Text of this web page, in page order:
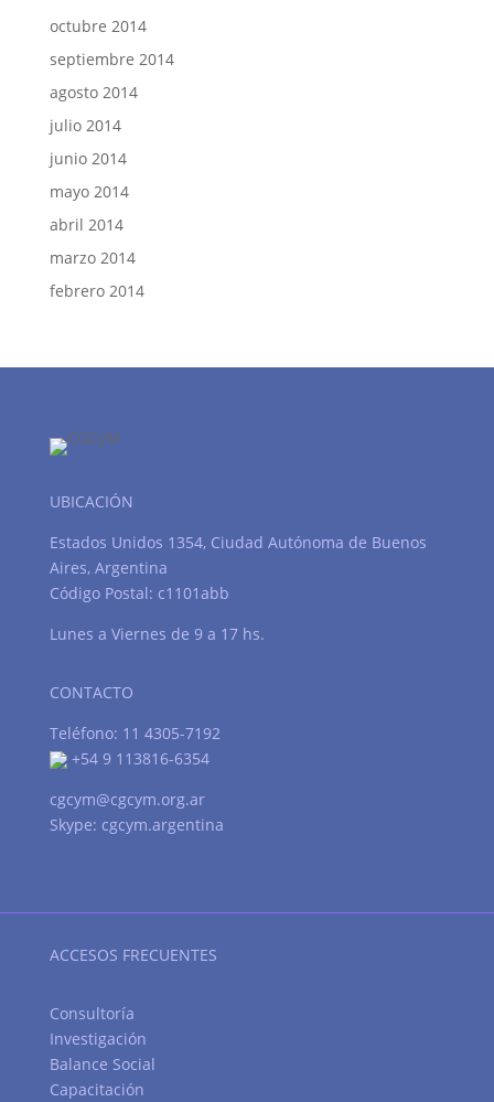
octubre 2014
septiembre 2014
agosto 2014
julio 2014
junio 2014
mayo 2014
abril 2014
marzo 2014
febrero 2014
UBICACIÓN
Estados Unidos 1354, Ciudad Autónoma de Buenos
Aires, Argentina
Código Postal: c1101abb
Lunes a Viernes de 9 a 17 hs.
CONTACTO
Teléfono: 11 4305-7192
+54 9 113816-6354
cgcym@cgcym.org.ar
Skype: cgcym.argentina
ACCESOS FRECUENTES
Consultoría
Investigación
Balance Social
Capacitación